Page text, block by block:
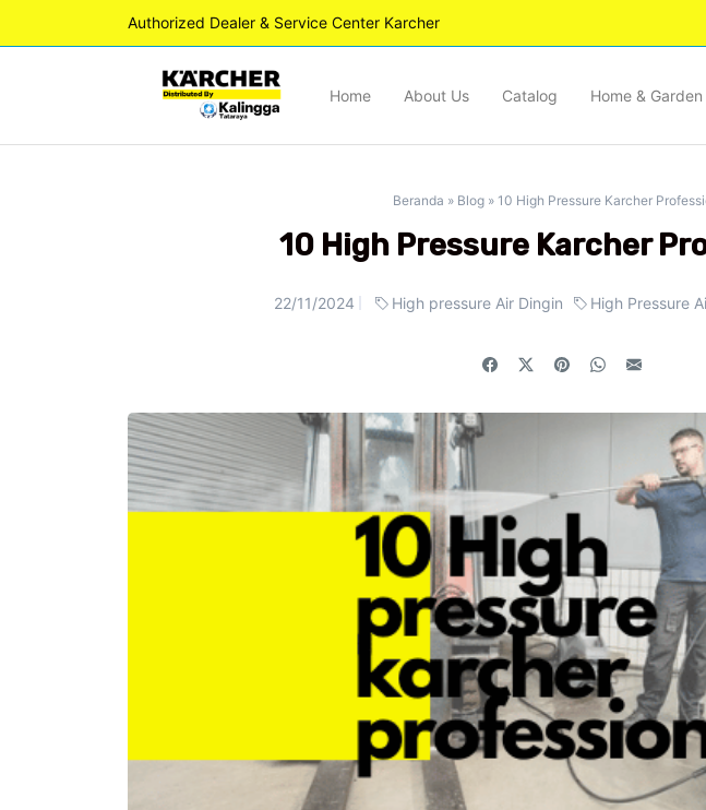
Authorized Dealer & Service Center Karcher
Home About Us Catalog Home & Garden
Beranda » Blog» 10 High Pressure Karcher
10 High Pressure Karcher
22/11/2024 High pressure Air Dingin High Pressure